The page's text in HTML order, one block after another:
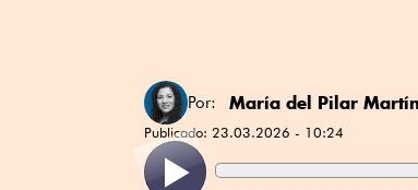
Por: María del Pilar
Publicado: 23.03.2026 - 10:24